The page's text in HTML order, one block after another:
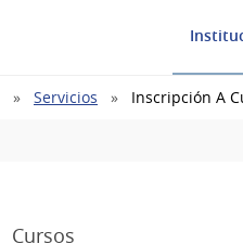
Servicios Inscripción A
Cursos